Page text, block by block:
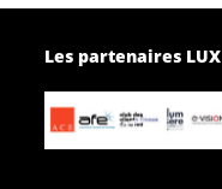
Les partenaires LUX